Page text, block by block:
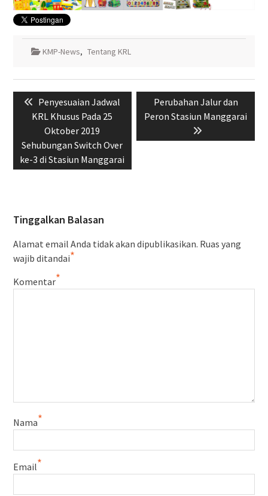
KMP-News, Tentang KRL
pos
Previous
post:
Penyesuaian Jadwal
KRL Khusus Pada 25
Oktober 2019
Sehubungan Switch Over
ke-3 di Stasiun Manggarai
Next
post:
Perubahan Jalur dan
Peron Stasiun Manggarai
Tinggalkan Balasan
Alamat email Anda tidak akan dipublikasikan. Ruas yang
wajib ditandai*
Komentar*
Nama*
Email*